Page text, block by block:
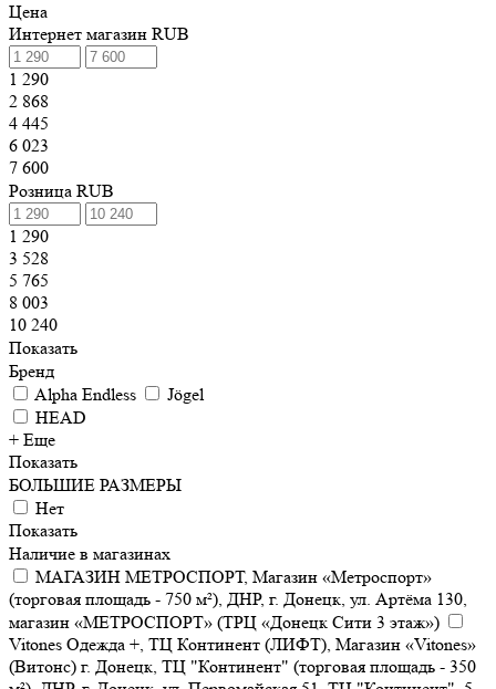
Цена
Интернет магазин RUB
1 290
2 868
4 445
6 023
7 600
Розница RUB
1 290
3 528
5 765
8 003
10 240
Показать
Бренд
Alpha Endless
Jögel
HEAD
+ Еще
Показать
БОЛЬШИЕ РАЗМЕРЫ
Нет
Показать
Наличие в магазинах
МАГАЗИН МЕТРОСПОРТ, Магазин «Метроспорт»
(торговая площадь - 750 м²), ДНР, г. Донецк, ул. Артёма 130,
магазин «МЕТРОСПОРТ» (ТРЦ «Донецк Сити 3 этаж»)
Vitones Одежда +, ТЦ Континент (ЛИФТ), Магазин «Vitones»
(Витонс) г. Донецк, ТЦ "Континент" (торговая площадь - 350